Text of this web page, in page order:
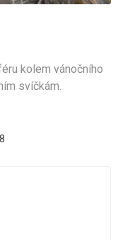
kolem vánočního
svíčkám.